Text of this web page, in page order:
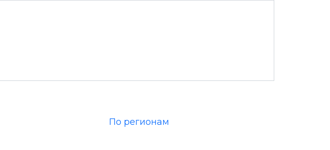
По регионам